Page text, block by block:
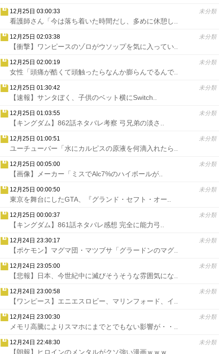
12月25日 03:00:33 未分類
看護師さん「今は落ち着いた時間だし、多めに休憩し..
12月25日 02:03:38 未分類
【衝撃】ワンピースのゾロがウソップを気に入ってい..
12月25日 02:00:19 未分類
女性「頭痛が酷くて頭触ったらなんか膨らんでるんで..
12月25日 01:30:42 未分類
【速報】サンタぼく、子供のベット横にSwitch..
12月25日 01:03:55 未分類
【キングダム】862話ネタバレ考察 弓兄弟の淡さ..
12月25日 01:00:51 未分類
ユーチューバー「水にカルピスの原液を何滴入れたら..
12月25日 00:05:00 未分類
【画像】メーカー「ミスでAlc7%のハイボールが..
12月25日 00:00:50 未分類
東京を舞台にしたGTA、『グランド・セフト・オー..
12月25日 00:00:37 未分類
【キングダム】861話ネタバレ感想 完全に能力弓..
12月24日 23:30:17 未分類
【ポケモン】マグマ団・マツブサ「グラードンのマグ..
12月24日 23:05:00 未分類
【悲報】日本、今世紀中に滅びそうそうな雰囲気にな..
12月24日 23:00:58 未分類
【ワンピース】エニエスロビー、マリンフォード、イ..
12月24日 23:00:30 未分類
メモリ高騰によりスマホにまでとでもない影響が・・..
12月24日 22:48:30 未分類
【朗報】ヒロインのメンタルがクソ強い漫画ｗｗｗ..